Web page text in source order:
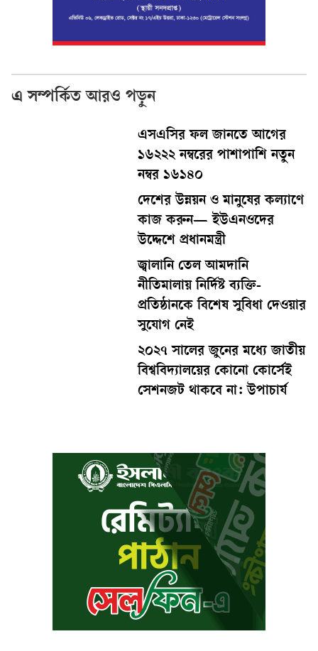
এ সম্পর্কিত আরও পড়ুন
এসএসির ফল জানতে আগের
১৬২২২ নম্বরের পাশাপাশি নতুন
নম্বর ১৬১৪০
দেশের উন্নয়ন ও মানুষের কল্যাণে
কাজ করুন— ইউএনওদের
উদ্দেশে প্রধানমন্ত্রী
জ্বালানি তেল আমদানি
নীতিমালায় নির্দিষ্ট ব্যক্তি-
প্রতিষ্ঠানকে বিশেষ সুবিধা দেওয়ার
সুযোগ নেই
২০২৭ সালের জুনের মধ্যে জাতীয়
বিশ্ববিদ্যালয়ের কোনো কোর্সেই
সেশনজট থাকবে না: উপাচার্য